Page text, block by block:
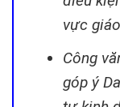
vực
Công
góp ý